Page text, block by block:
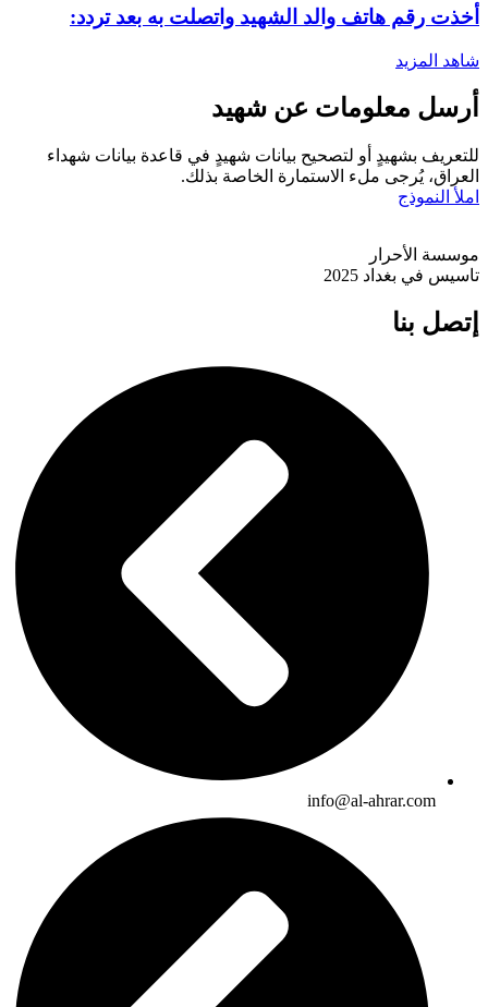
أخذت رقم هاتف والد الشهيد واتصلت به بعد تردد:
شاهد المزيد
أرسل معلومات عن شهيد
للتعريف بشهيدٍ أو لتصحيح بيانات شهيدٍ في قاعدة بيانات شهداء
العراق، يُرجى ملء الاستمارة الخاصة بذلك.
املأ النموذج
موسسة الأحرار
تاسيس في بغداد 2025
إتصل بنا
info@al-ahrar.com